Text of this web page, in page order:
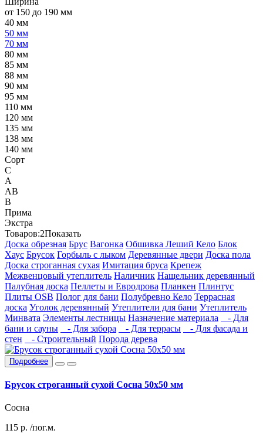
от 150 до 190 мм
40 мм
50 мм
70 мм
80 мм
85 мм
88 мм
90 мм
95 мм
110 мм
120 мм
135 мм
138 мм
140 мм
Сорт
C
А
АВ
В
Прима
Экстра
Товаров:2Показать
Доска обрезная Брус Вагонка Обшивка Леший Кело Блок
Хаус Брусок Горбыль с лыком Деревянные двери Доска пола
Доска строганная сухая Имитация бруса Крепеж
Межвенцовый утеплитель Наличник Нащельник деревянный
Палубная доска Пеллеты и Евродрова Планкен Плинтус
Плиты OSB Полог для бани Полубревно Кело Террасная
доска Уголок деревянный Утеплители для бани Утеплитель
Минвата Элементы лестницы Назначение материала
- Для
бани и сауны
- Для забора - Для террасы
- Для фасада и
стен
- Строительный Порода дерева
Подробнее
Брусок строганный сухой Сосна 50х50 мм
Сосна
115 р. /пог.м.